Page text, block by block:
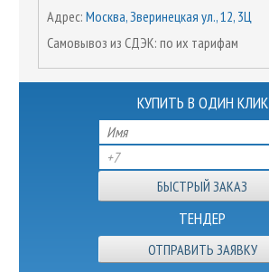
Адрес: Москва, Зверинецкая ул., 12, 3Ц
Самовывоз из СДЭК: по их тарифам
КУПИТЬ В ОДИН КЛИК
ТЕНДЕР
ОТПРАВИТЬ ЗАЯВКУ